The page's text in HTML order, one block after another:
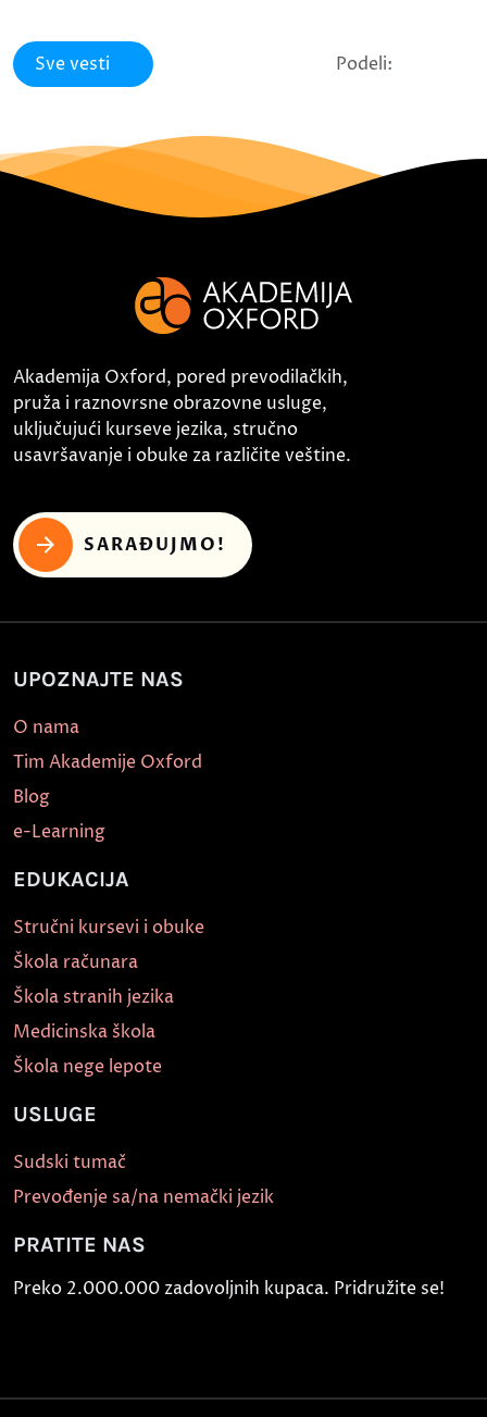
Sve vesti Podeli:
Akademija Oxford, pored prevodilačkih,
pruža i raznovrsne obrazovne usluge,
uključujući kurseve jezika, stručno
usavršavanje i obuke za različite veštine.
SARAĐUJMO!
UPOZNAJTE NAS
O nama
Tim Akademije Oxford
Blog
e-Learning
EDUKACIJA
Stručni kursevi i obuke
Škola računara
Škola stranih jezika
Medicinska škola
Škola nege lepote
USLUGE
Sudski tumač
Prevođenje sa/na nemački jezik
PRATITE NAS
Preko 2.000.000 zadovoljnih kupaca. Pridružite se!